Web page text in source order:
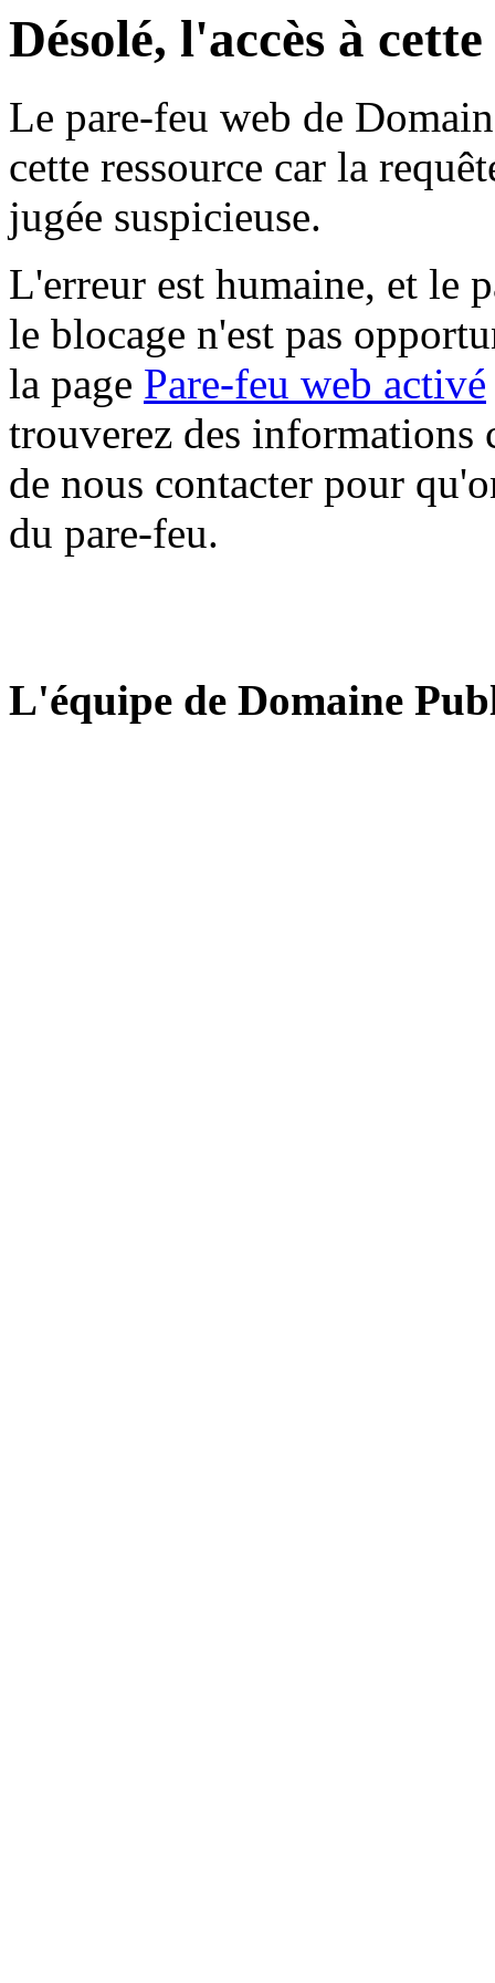
Désolé, l'accès à
Le pare-feu web de
cette ressource car la
jugée suspicieuse.
L'erreur est humaine, et le
le blocage n'est pas
la page Pare-feu web activé
trouverez des informations
de nous contacter pour
du pare-feu.
L'équipe de Domaine